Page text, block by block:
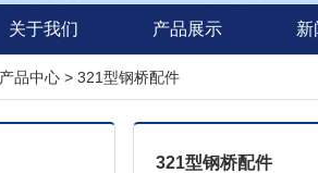
关于我们 产品展示 新
产品中心 > 321型钢桥配件
321型钢桥配件